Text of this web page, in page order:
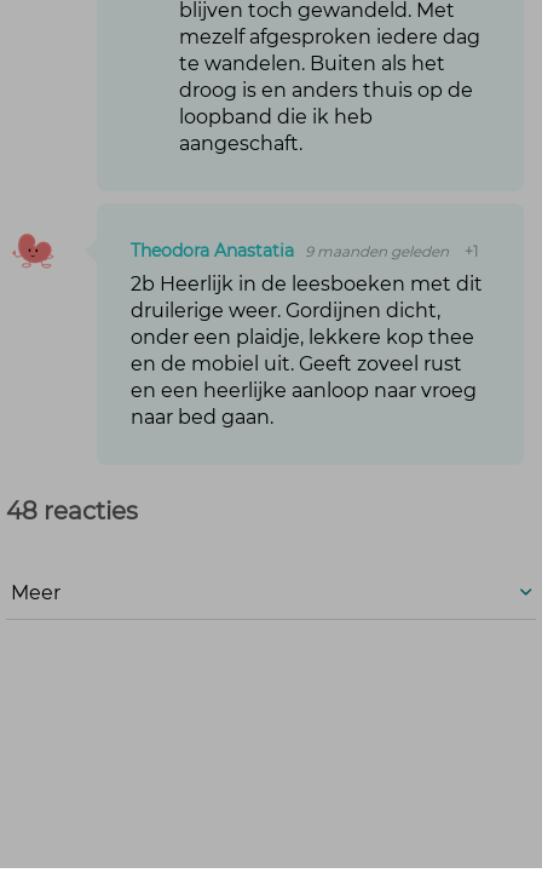
blijven toch gewandeld. Met
mezelf afgesproken iedere dag
te wandelen. Buiten als het
droog is en anders thuis op de
loopband die ik heb
aangeschaft.
Theodora Anastatia 9 maanden geleden +1
2b Heerlijk in de leesboeken met dit
druilerige weer. Gordijnen dicht,
onder een plaidje, lekkere kop thee
en de mobiel uit. Geeft zoveel rust
en een heerlijke aanloop naar vroeg
naar bed gaan.
48 reacties
Meer